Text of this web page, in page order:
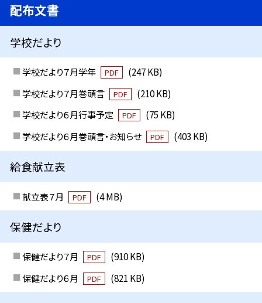
配布文書
学校だより
学校だより７月学年 PDF
(247 KB)
学校だより７月巻頭言
PDF
(210 KB)
学校だより６月行事予定
PDF
(75 KB)
学校だより６月巻頭言・お知らせ
PDF (403 KB)
給食献立表
献立表７月 PDF (4 MB)
保健だより
保健だより７月 PDF
(910 KB)
保健だより６月
PDF (821 KB)